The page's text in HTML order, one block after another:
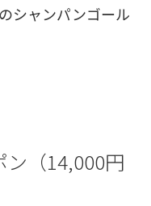
シャンパンゴール
（14,000円